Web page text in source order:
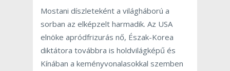
Mostani díszleteként a világháború a
sorban az elképzelt harmadik. Az USA
elnöke apródfrizurás nő, Észak-Korea
diktátora továbbra is holdvilágképű és
Kínában a keményvonalasokkal szemben